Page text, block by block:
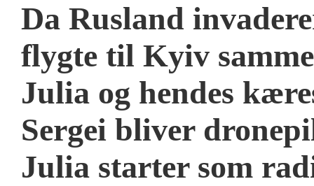
Da Rusland
flygte til Kyiv
Julia og hendes
Sergei bliver
Julia starter som